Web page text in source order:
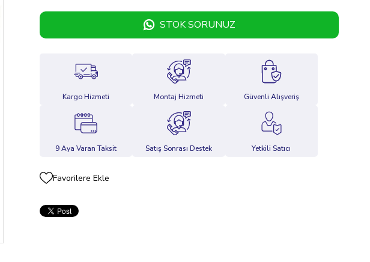
STOK SORUNUZ
Kargo Hizmeti Montaj Hizmeti Güvenli Alışveriş
9 Aya Varan Taksit Satış Sonrası Destek Yetkili Satıcı
Favorilere Ekle